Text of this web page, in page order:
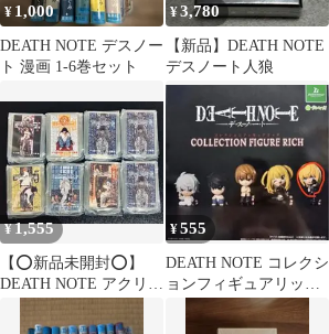
¥ 1,000
DEATH NOTE デスノー
ト 漫画 1-6巻セット
¥3,780
【新品】DEATH NOTE
デスノート人狼
¥1,555
【⭕️新品未開封⭕️】
DEATH NOTE アクリル
¥555
DEATH NOTE コレクシ
ョンフィギュアリッチ